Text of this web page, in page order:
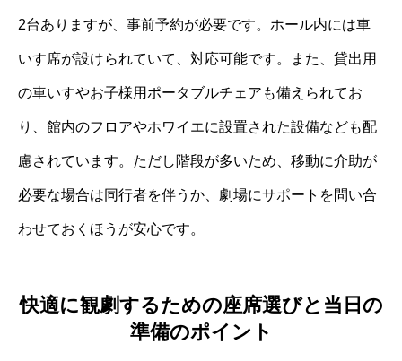
2台ありますが、事前予約が必要です。ホール内には車
いす席が設けられていて、対応可能です。また、貸出用
の車いすやお子様用ポータブルチェアも備えられてお
り、館内のフロアやホワイエに設置された設備なども配
慮されています。ただし階段が多いため、移動に介助が
必要な場合は同行者を伴うか、劇場にサポートを問い合
わせておくほうが安心です。
快適に観劇するための座席選びと当日の
準備のポイント